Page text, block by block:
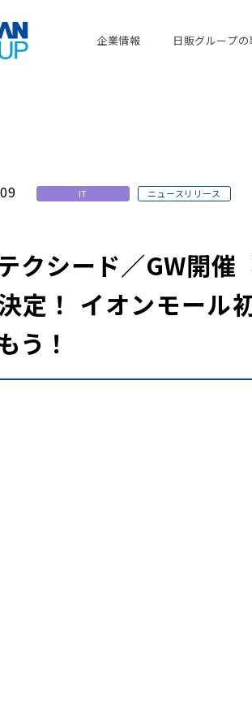
企業情報 日販グループ
IT ニュースリリース
クシード／GW開
定！ イオンモール
う！